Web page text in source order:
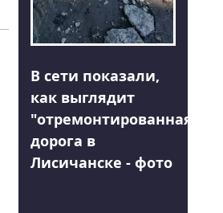
В сети показали,
как выглядит
"отремонтированная"
дорога в
Лисичанске - фото